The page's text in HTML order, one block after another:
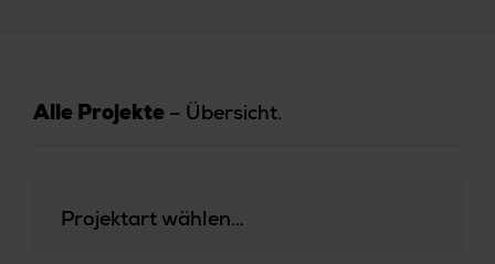
Alle Projekte – Übersicht.
Projektart wählen…